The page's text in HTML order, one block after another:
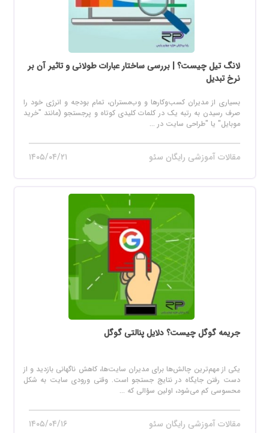
لانگ تیل چیست؟ | بررسی ساختار عبارات طولانی و تاثیر آن بر
نرخ تبدیل
بسیاری از مدیران کسب‌وکارها و وب‌مستران، تمام بودجه و انرژی خود را
صرف رسیدن به رتبه یک در کلمات کلیدی کوتاه و پرجستجو (مانند "خرید
موبایل" یا "طراحی سایت در ...
مقالات آموزشی رایگان سئو ۱۴۰۵/۰۴/۲۱
جریمه گوگل چیست؟ دلایل پنالتی گوگل
یکی از مهم‌ترین چالش‌ها برای مدیران سایت‌ها، کاهش ناگهانی بازدید و از
دست رفتن جایگاه در نتایج جستجو است. وقتی ورودی سایت به شکل
محسوسی کم می‌شود، اولین سؤالی که ...
مقالات آموزشی رایگان سئو ۱۴۰۵/۰۴/۱۶